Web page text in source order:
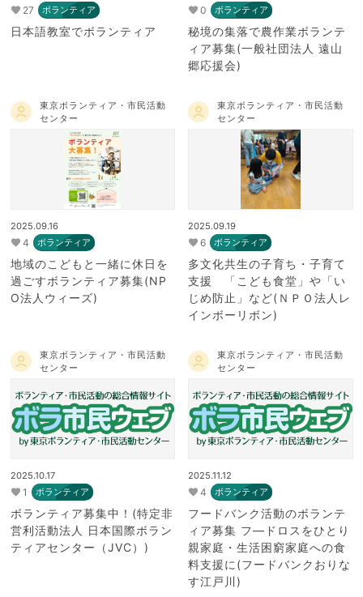
27 ボランティア
日本語教室でボランティア
0 ボランティア
秘境の集落で農作業ボランテ
ィア募集(一般社団法人 遠山
郷応援会)
東京ボランティア・市民活動
センター
2025.09.16
4 ボランティア
地域のこどもと一緒に休日を
過ごすボランティア募集(NP
O法人ウィーズ)
東京ボランティア・市民活動
センター
2025.09.19
6 ボランティア
多文化共生の子育ち・子育て
支援 「こども食堂」や「い
じめ防止」など(ＮＰＯ法人レ
インボーリボン)
東京ボランティア・市民活動
センター
2025.10.17
1 ボランティア
ボランティア募集中！(特定非
営利活動法人 日本国際ボラン
ティアセンター（JVC）)
東京ボランティア・市民活動
センター
2025.11.12
4 ボランティア
フードバンク活動のボランテ
ィア募集 フ―ドロスをひとり
親家庭・生活困窮家庭への食
料支援に(フードバンクおりな
す江戸川)